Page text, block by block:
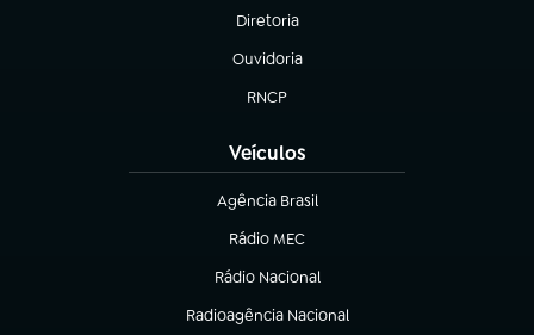
Diretoria
(abre em nova aba)
Ouvidoria
(abre em nova aba)
RNCP
(abre em nova aba)
Veículos
Agência Brasil
(abre em nova aba)
Rádio MEC
Rádio Nacional
(abre em nova aba)
Radioagência Nacional
(abre em nova aba)